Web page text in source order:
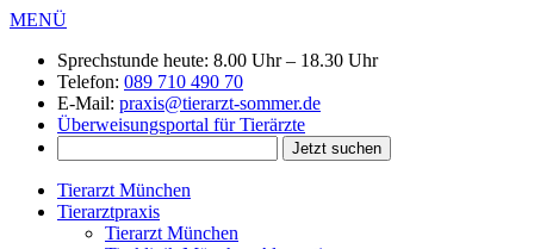
MENÜ
Sprechstunde heute: 8.00 Uhr – 18.30 Uhr
Telefon: 089 710 490 70
E-Mail: praxis@tierarzt-sommer.de
Überweisungsportal für Tierärzte
Tierarzt München
Tierarztpraxis
Tierarzt München